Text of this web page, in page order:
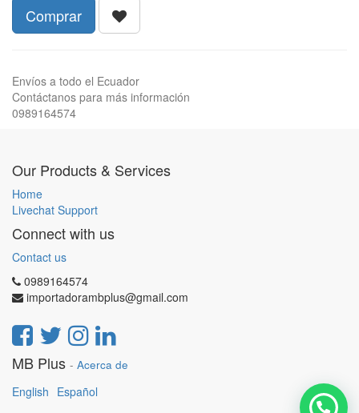
Comprar
Envíos a todo el Ecuador
Contáctanos para más información
0989164574
Our Products & Services
Home
Livechat Support
Connect with us
Contact us
0989164574
importadorambplus@gmail.com
MB Plus - Acerca de
English Español